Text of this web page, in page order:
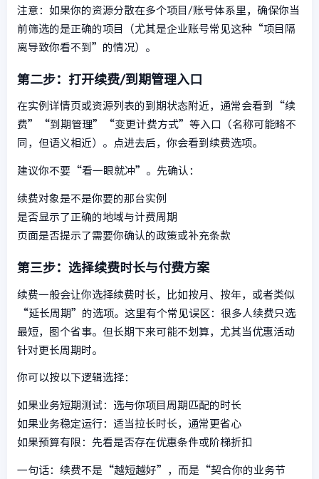
注意：如果你的资源分散在多个项目/账号体系里，确保你当
前筛选的是正确的项目（尤其是企业账号常见这种“项目隔
离导致你看不到”的情况）。
第二步：打开续费/到期管理入口
在实例详情页或资源列表的到期状态附近，通常会看到“续
费”“到期管理”“变更计费方式”等入口（名称可能略不
同，但语义相近）。点进去后，你会看到续费选项。
建议你不要“看一眼就冲”。先确认：
续费对象是不是你要的那台实例
是否显示了正确的地域与计费周期
页面是否提示了需要你确认的政策或补充条款
第三步：选择续费时长与付费方案
续费一般会让你选择续费时长，比如按月、按年，或者类似
“延长周期”的选项。这里有个常见误区：很多人续费只选
最短，图个省事。但长期下来可能不划算，尤其当优惠活动
针对更长周期时。
你可以按以下逻辑选择：
如果业务短期测试：选与你项目周期匹配的时长
如果业务稳定运行：适当拉长时长，通常更省心
如果预算有限：先看是否存在优惠条件或阶梯折扣
一句话：续费不是“越短越好”，而是“契合你的业务节